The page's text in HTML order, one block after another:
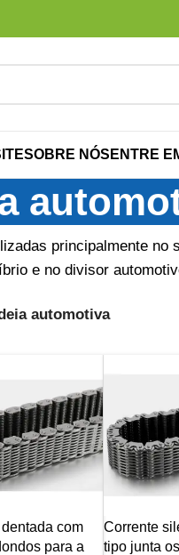
SOBRE NÓS ENTRE
principalmente
e no divisor
automotiva
com
para a
Corrente
tipo junta